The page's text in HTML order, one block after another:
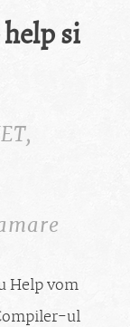
si
,
Help vom
ul